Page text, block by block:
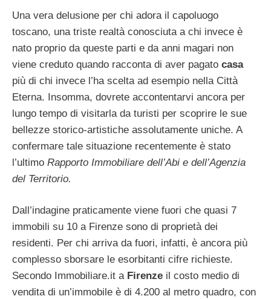
Una vera delusione per chi adora il capoluogo
toscano, una triste realtà conosciuta a chi invece è
nato proprio da queste parti e da anni magari non
viene creduto quando racconta di aver pagato casa
più di chi invece l’ha scelta ad esempio nella Città
Eterna. Insomma, dovrete accontentarvi ancora per
lungo tempo di visitarla da turisti per scoprire le sue
bellezze storico-artistiche assolutamente uniche. A
confermare tale situazione recentemente è stato
l’ultimo Rapporto Immobiliare dell’Abi e dell’Agenzia
del Territorio.
Dall’indagine praticamente viene fuori che quasi 7
immobili su 10 a Firenze sono di proprietà dei
residenti. Per chi arriva da fuori, infatti, è ancora più
complesso sborsare le esorbitanti cifre richieste.
Secondo Immobiliare.it a Firenze il costo medio di
vendita di un’immobile è di 4.200 al metro quadro, con